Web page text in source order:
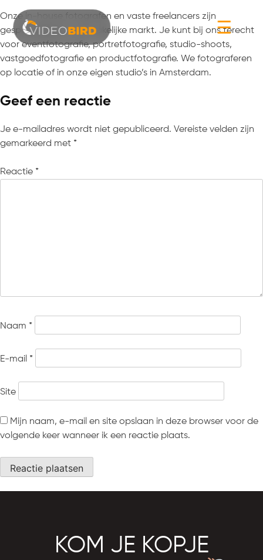
☰
Onze in-house fotografen en vaste freelancers zijn
gespecialiseerd in de zakelijke markt. Je kunt bij ons terecht
voor eventfotografie, portretfotografie, studio-shoots,
vastgoedfotografie en productfotografie. We fotograferen
op locatie of in onze eigen studio’s in Amsterdam.
Geef een reactie
Je e-mailadres wordt niet gepubliceerd. Vereiste velden zijn
gemarkeerd met *
Reactie *
Naam *
E-mail *
Site
Mijn naam, e-mail en site opslaan in deze browser voor de
volgende keer wanneer ik een reactie plaats.
KOM JE KOPJE